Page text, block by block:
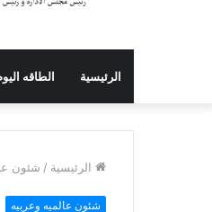
الرئيسية الطاقه
الرئيسية / شئون
شئون عالميه وعربيه